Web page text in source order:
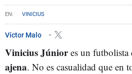
VINICIUS
Víctor Malo
Vinicius Júniores un futbolista
ajena. No es casualidad que en